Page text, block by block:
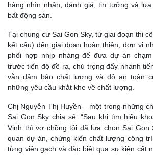
hàng nhìn nhận, đánh giá, tin tưởng và
bất động sản.
Tại chung cư Sai Gon Sky, từ giai đoạn thi
kết cấu) đến giai đoạn hoàn thiện, đơn vị
phối hợp nhịp nhàng để đưa dự án
trước tiến độ đề ra, chú trọng đẩy nhanh
vẫn đảm bảo chất lượng và độ an toàn
những yêu cầu khắt khe về chất lượng.
Chị Nguyễn Thị Huyền – một trong những
Sai Gon Sky chia sẻ: “Sau khi tìm hiểu
Vinh thì vợ chồng tôi đã lựa chọn Sai Gon
quan dự án, chứng kiến chất lượng công
từng viên gạch và đặc biệt qua sự kiện cất